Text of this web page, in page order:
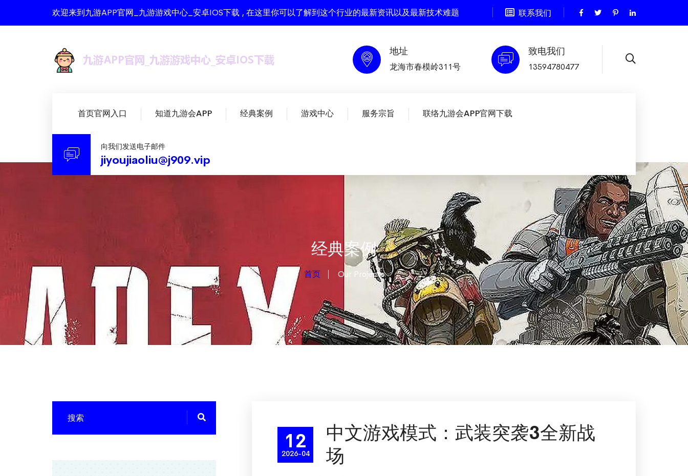
欢迎来到九游APP官网_九游游戏中心_安卓IOS下载 , 在这里你可以了解到这个行业的最新资讯以及最新技术难题 联系我们
地址
龙海市春模岭311号
致电我们
13594780477
首页官网入口 知道九游会APP 经典案例 游戏中心 服务宗旨 联络九游会APP官网下载
向我们发送电子邮件
jiyoujiaoliu@j909.vip
经典案例
首页 Our Projects
12
2026-04
中文游戏模式：武装突袭3全新战
场